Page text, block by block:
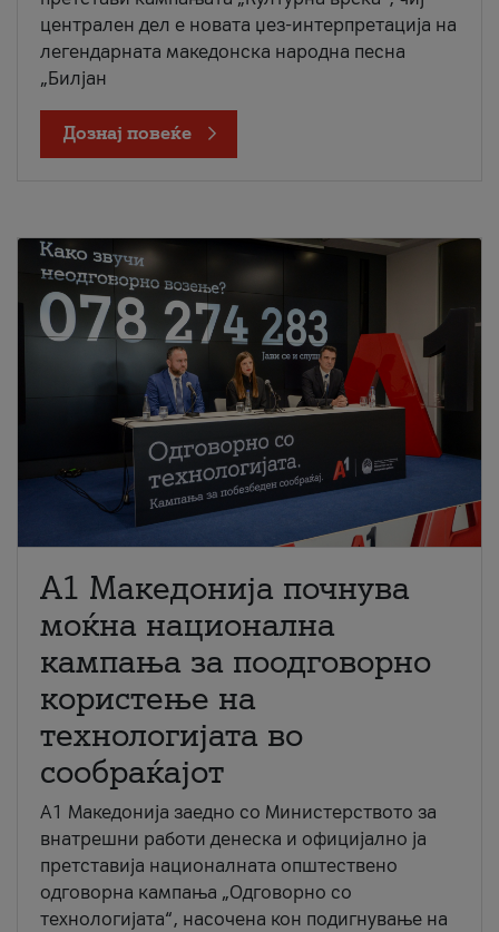
централен дел е новата џез-интерпретација на
легендарната македонска народна песна
„Билјан
Дознај повеќе
A1 Македонија почнува
моќна национална
кампања за поодговорно
користење на
технологијата во
сообраќајот
A1 Македонија заедно со Министерството за
внатрешни работи денеска и официјално ја
претставија националната општествено
одговорна кампања „Одговорно со
технологијата“, насочена кон подигнување на